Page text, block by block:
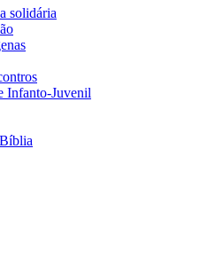
solidária
Infanto-Juvenil